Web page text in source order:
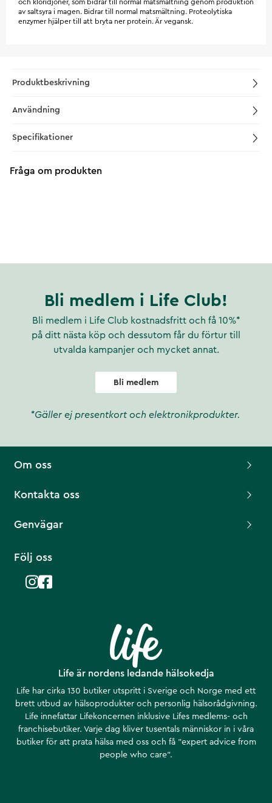
och kloridjoner, som bidrar till normal matsmältning genom produktion
av saltsyra i magen. Bidrar till normal matsmältning. Proteolytiska
enzymer hjälper till att bryta ner protein. Är vegansk.
Produktbeskrivning
Användning
Specifikationer
Fråga om produkten
Bli medlem i Life Club!
Bli medlem i Life Club kostnadsfritt och få 10%*
på ditt nästa köp och dessutom får du förtur till
utvalda kampanjer och mycket annat.
Bli medlem
*Gäller ej presentkort och elektronikprodukter.
Life är nordens ledande hälsokedja
Life har cirka 130 butiker utspritt i Sverige och Norge med ett
brett utbud av hälsoprodukter och personlig hälsorådgivning.
Life innefattar Lifekoncernen inklusive Lifes medlems- och
franchisebutiker. Varje dag kliver tusentals människor in i våra
butiker för att prata hälsa med oss och få ”expert advice from
people who care”.
Om oss
Kontakta oss
Genvägar
Följ oss